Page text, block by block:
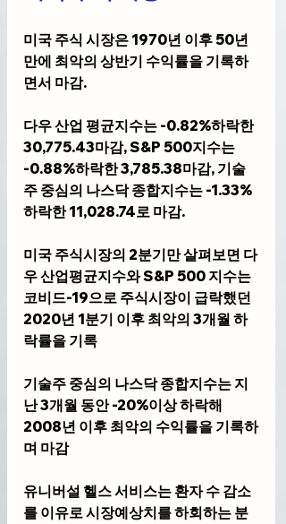
미국 주식 시장은 1970년 이후 50년
만에 최악의 상반기 수익률을 기록하
면서 마감.
다우 산업 평균지수는 -0.82%하락한
30,775.43마감, S&P 500지수는
-0.88%하락한 3,785.38마감, 기술
주 중심의 나스닥 종합지수는 -1.33%
하락한 11,028.74로 마감.
미국 주식시장의 2분기만 살펴보면 다
우 산업평균지수와 S&P 500 지수는
코비드-19으로 주식시장이 급락했던
2020년 1분기 이후 최악의 3개월 하
락률을 기록
기술주 중심의 나스닥 종합지수는 지
난 3개월 동안 -20%이상 하락해
2008년 이후 최악의 수익률을 기록하
며 마감
유니버설 헬스 서비스는 환자 수 감소
를 이유로 시장예상치를 하회하는 분